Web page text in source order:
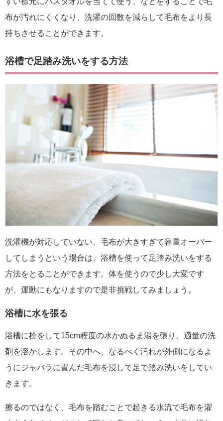
布が汚れにくくなり、洗濯の回数を減らして毛布をより長
持ちさせることができます。
浴槽で足踏み洗いをする方法
洗濯機が対応していない、毛布が大きすぎて容量オーバー
してしまうという場合は、浴槽を使って足踏み洗いをする
方法をとることができます。体を使うので少し大変です
が、運動にもなりますので是非挑戦してみましょう。
浴槽に水を張る
浴槽に栓をして15cm程度の水かぬるま湯を張り、適量の洗
剤を溶かします。その中へ、なるべく汚れが外側になるよ
うにジャバラに畳んだ毛布を浸して足で踏み洗いをしてい
きます。
擦るのではなく、毛布を踏むことで起きる水流で毛布を濯